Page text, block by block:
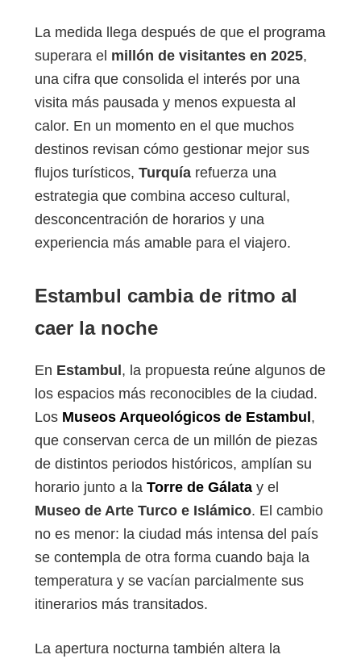
La medida llega después de que el programa
superara el millón de visitantes en 2025,
una cifra que consolida el interés por una
visita más pausada y menos expuesta al
calor. En un momento en el que muchos
destinos revisan cómo gestionar mejor sus
flujos turísticos, Turquía refuerza una
estrategia que combina acceso cultural,
desconcentración de horarios y una
experiencia más amable para el viajero.
Estambul cambia de ritmo al
caer la noche
En Estambul, la propuesta reúne algunos de
los espacios más reconocibles de la ciudad.
Los Museos Arqueológicos de Estambul,
que conservan cerca de un millón de piezas
de distintos periodos históricos, amplían su
horario junto a la Torre de Gálata y el
Museo de Arte Turco e Islámico. El cambio
no es menor: la ciudad más intensa del país
se contempla de otra forma cuando baja la
temperatura y se vacían parcialmente sus
itinerarios más transitados.
La apertura nocturna también altera la